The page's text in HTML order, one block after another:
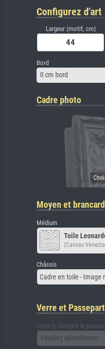
Configurez d'art
Largeur (motif, cm)
Bord
0 cm bord
Cadre photo
Moyen et brancard
Médium
Toile
(Canvas
Châssis
Cadre en toile - Image
Verre et
verre (y compris le
Veuillez sélectionner